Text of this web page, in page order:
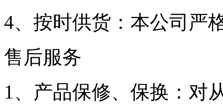
4、按时供货：本公司严
售后服务
1、产品保修、保换：对